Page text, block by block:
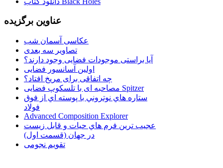
عناوین برگزیده
عکاسی آسمان شب
تصاویر سه بعدی
آیا براستی موجودات فضایی وجود دارند؟
اولین آسانسور فضایی
چه اتفاقی برای مریخ افتاد؟
مصاحبه ای با تلسکوپ فضایی Spitzer
ستاره هاي نوتروني با پوسته اي از فوق
فولاد
Advanced Composition Explorer
عجیب ترین فرم هاي حيات و قابل زيست
در جهان (قسمت اول)
تقویم نجومی